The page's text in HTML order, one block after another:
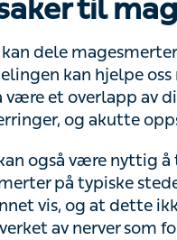
dele magesmerter
kan hjelpe oss
overlapp av disse
oppståtte
også være nyttig å
på typiske steder.
at dette ikke er en
organene i
i andre deler av